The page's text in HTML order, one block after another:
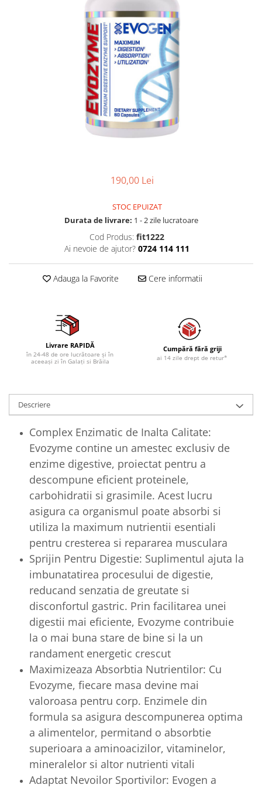
190,00 Lei
STOC EPUIZAT
Durata de livrare: 1 - 2 zile lucratoare
Cod Produs: fit1222
Ai nevoie de ajutor? 0724 114 111
Adauga la Favorite Cere informatii
Livrare RAPIDĂ
în 24-48 de ore lucrătoare și în
aceeași zi în Galați si Brăila
Cumpără fără griji
ai 14 zile drept de retur*
Descriere
Complex Enzimatic de Inalta Calitate:
Evozyme contine un amestec exclusiv de
enzime digestive, proiectat pentru a
descompune eficient proteinele,
carbohidratii si grasimile. Acest lucru
asigura ca organismul poate absorbi si
utiliza la maximum nutrientii esentiali
pentru cresterea si repararea musculara
Sprijin Pentru Digestie: Suplimentul ajuta la
imbunatatirea procesului de digestie,
reducand senzatia de greutate si
disconfortul gastric. Prin facilitarea unei
digestii mai eficiente, Evozyme contribuie
la o mai buna stare de bine si la un
randament energetic crescut
Maximizeaza Absorbtia Nutrientilor: Cu
Evozyme, fiecare masa devine mai
valoroasa pentru corp. Enzimele din
formula sa asigura descompunerea optima
a alimentelor, permitand o absorbtie
superioara a aminoacizilor, vitaminelor,
mineralelor si altor nutrienti vitali
Adaptat Nevoilor Sportivilor: Evogen a